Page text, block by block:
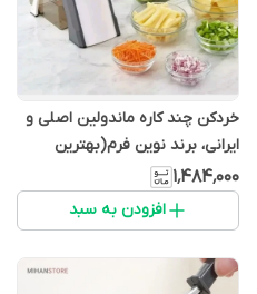
خردکن چند کاره ماندولین اصلی و
ایرانی، برند نوین فرم(بهترین
(مدلmana1456)
۱٬۴۸۴٬۰۰۰
افزودن به سبد